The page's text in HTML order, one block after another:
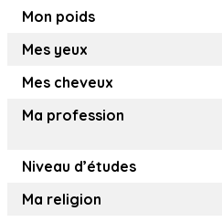
Mon poids
Mes yeux
Mes cheveux
Ma profession
Niveau d’études
Ma religion